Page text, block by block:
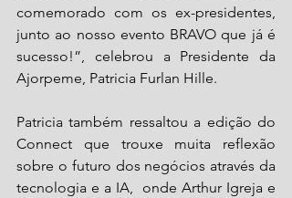
comemorado com os ex-presidentes,
junto ao nosso evento BRAVO que já é
sucesso!”, celebrou a Presidente da
Ajorpeme, Patricia Furlan Hille.
Patricia também ressaltou a edição do
Connect que trouxe muita reflexão
sobre o futuro dos negócios através da
tecnologia e a IA,  onde Arthur Igreja e